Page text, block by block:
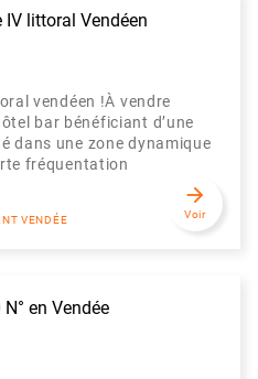
IV littoral Vendéen
vendéen !À vendre
bar bénéficiant d’une
dans une zone dynamique
fréquentation
VENDÉE
arrow_forward
Voir
en Vendée